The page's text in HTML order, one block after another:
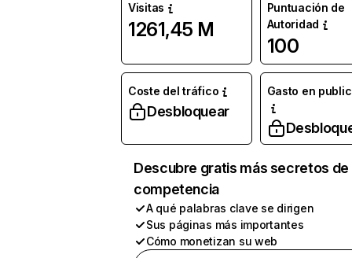
Visitas
1261,45 M
Puntuación de
Autoridad
100
Coste del tráfico
Desbloquear
Gasto en
Descubre gratis más secretos de
competencia
A qué palabras clave se dirigen
Sus páginas más importantes
Cómo monetizan su web